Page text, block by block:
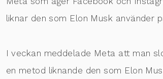
liknar den som Elon Musk använder
I veckan meddelade Meta att man
en metod liknande den som Elon